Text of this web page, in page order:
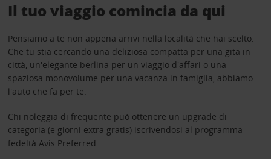
Il tuo viaggio comincia da qui
Pensiamo a te non appena arrivi nella località che hai scelto.
Che tu stia cercando una deliziosa compatta per una gita in
città, un'elegante berlina per un viaggio d'affari o una
spaziosa monovolume per una vacanza in famiglia, abbiamo
l'auto che fa per te.
Chi noleggia di frequente può ottenere un upgrade di
categoria (e giorni extra gratis) iscrivendosi al programma
fedeltà Avis Preferred.